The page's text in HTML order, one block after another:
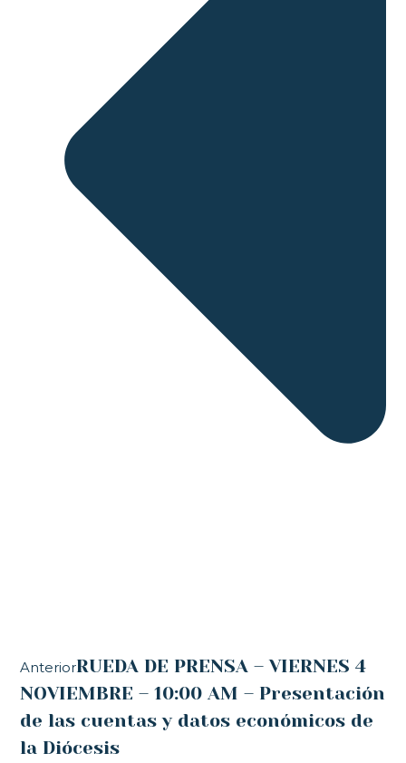
AnteriorRUEDA DE PRENSA – VIERNES 4
NOVIEMBRE – 10:00 AM – Presentación
de las cuentas y datos económicos de
la Diócesis